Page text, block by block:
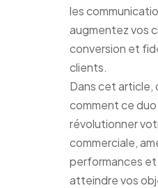
les
augmentez vos
conversion et
clients.
Dans cet article,
comment ce
révolutionner
commerciale,
performances et
atteindre vos